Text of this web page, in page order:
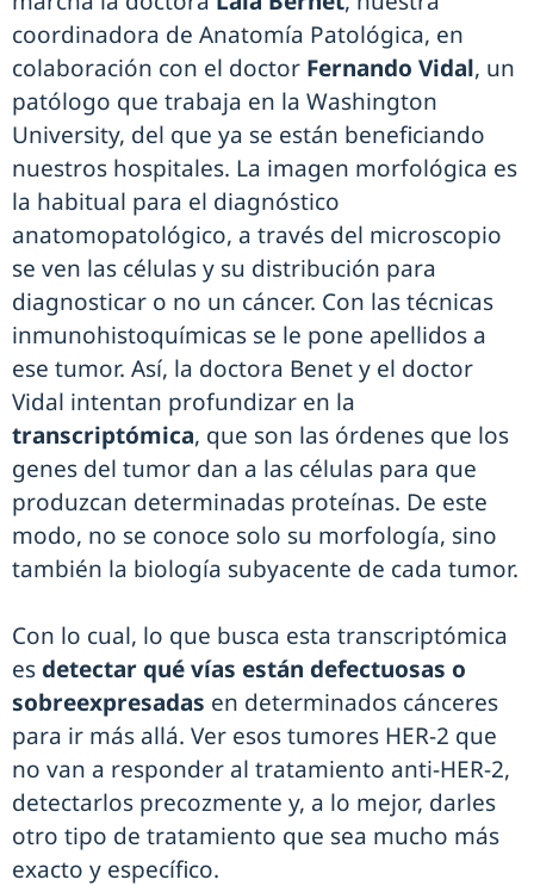
coordinadora de Anatomía Patológica, en
colaboración con el doctor Fernando Vidal, un
patólogo que trabaja en la Washington
University, del que ya se están beneficiando
nuestros hospitales. La imagen morfológica es
la habitual para el diagnóstico
anatomopatológico, a través del microscopio
se ven las células y su distribución para
diagnosticar o no un cáncer. Con las técnicas
inmunohistoquímicas se le pone apellidos a
ese tumor. Así, la doctora Benet y el doctor
Vidal intentan profundizar en la
transcriptómica, que son las órdenes que los
genes del tumor dan a las células para que
produzcan determinadas proteínas. De este
modo, no se conoce solo su morfología, sino
también la biología subyacente de cada tumor.
Con lo cual, lo que busca esta transcriptómica
es detectar qué vías están defectuosas o
sobreexpresadas en determinados cánceres
para ir más allá. Ver esos tumores HER-2 que
no van a responder al tratamiento anti-HER-2,
detectarlos precozmente y, a lo mejor, darles
otro tipo de tratamiento que sea mucho más
exacto y específico.